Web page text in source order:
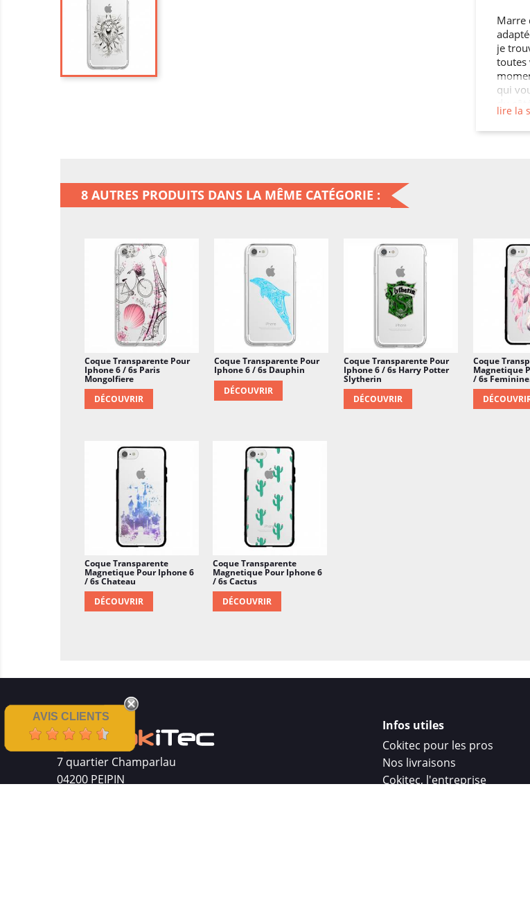
Marre
je
toutes
qui
mon
3)
lire la
8 AUTRES PRODUITS DANS LA MÊME CATÉGORIE :
Coque Transparente Pour
Iphone 6 / 6s Paris
Mongolfiere
DÉCOUVRIR
Coque Transparente Pour
Iphone 6 / 6s Dauphin
DÉCOUVRIR
Coque Transparente Pour
Iphone 6 / 6s Harry Potter
Slytherin
DÉCOUVRIR
Coque
Magnetique
/ 6s
Coque Transparente
Magnetique Pour Iphone 6
/ 6s Chateau
DÉCOUVRIR
Coque Transparente
Magnetique Pour Iphone 6
/ 6s Cactus
DÉCOUVRIR
7 quartier Champarlau
04200 PEIPIN
Infos utiles
Cokitec pour les pros
Nos livraisons
Cokitec, l'entreprise
AVIS CLIENTS